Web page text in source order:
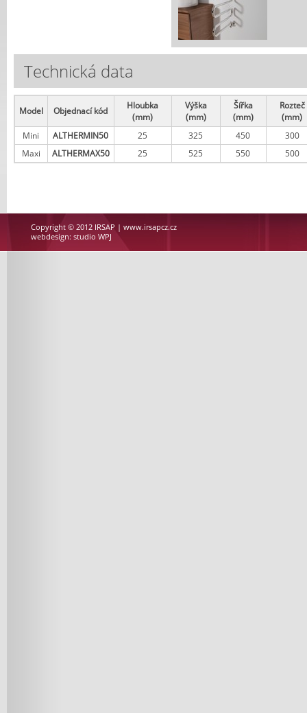
Technická data
Model Objednací kód
Hloubka
(mm)
Výška
(mm)
Šířka
(mm)
Rozteč
(mm)
Mini
ALTHERMIN50 25 325 450
300
Maxi
ALTHERMAX50 25 525 550 500
Copyright © 2012 IRSAP | www.irsapcz.cz
webdesign: studio WPJ